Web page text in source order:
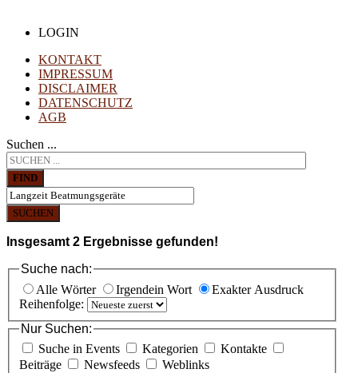
LOGIN
KONTAKT
IMPRESSUM
DISCLAIMER
DATENSCHUTZ
AGB
Suchen ...
FIND
SUCHEN
Insgesamt 2 Ergebnisse gefunden!
Suche nach:
Alle Wörter
Irgendein Wort
Exakter Ausdruck
Reihenfolge:
Nur Suchen:
Suche in Events
Kategorien
Kontakte
Beiträge
Newsfeeds
Weblinks